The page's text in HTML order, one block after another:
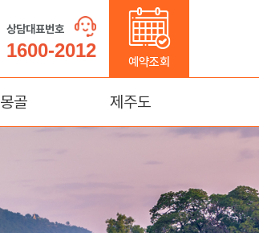
상담대표번호
1600-2012
예약조회
몽골 제주도